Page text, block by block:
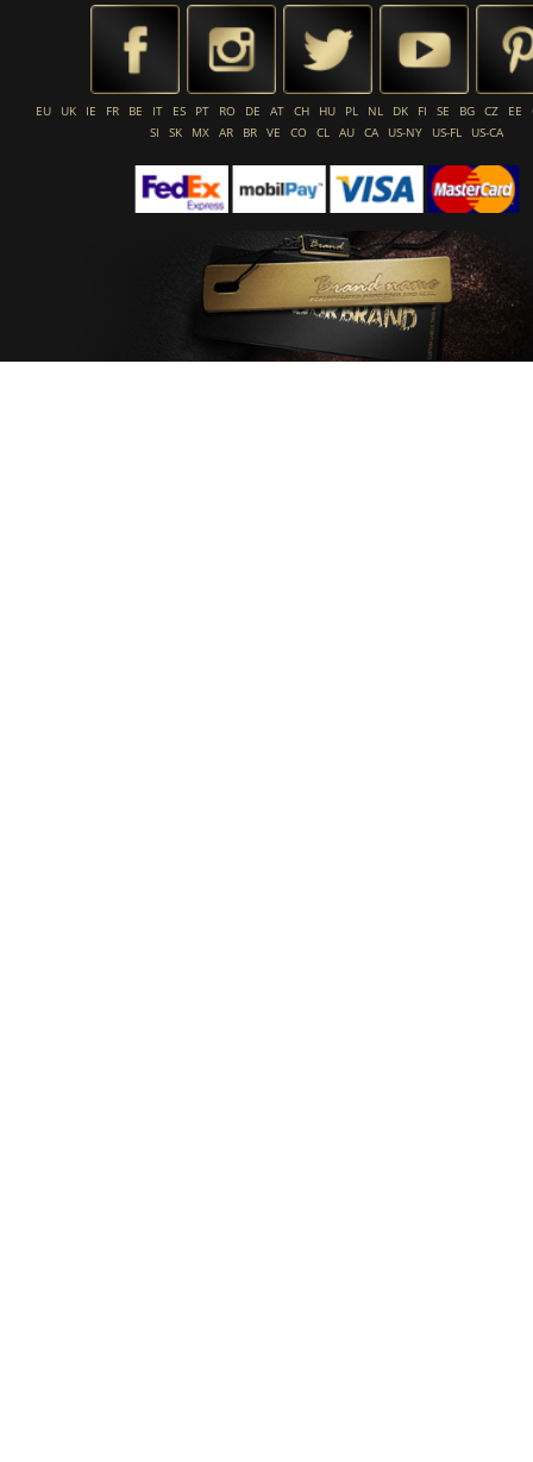
EU UK IE FR BE IT ES PT RO DE AT CH HU PL NL DK FI SE BG CZ EE
SI
SK MX AR BR VE CO CL AU CA US-NY US-FL US-CA